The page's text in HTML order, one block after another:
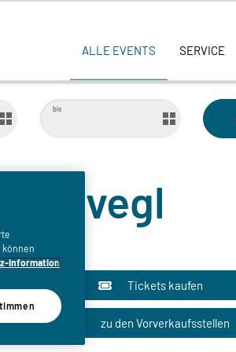
ALLE EVENTS SERVICE
bis
Tickets kaufen
zu den Vorverkaufsstellen
können
Information